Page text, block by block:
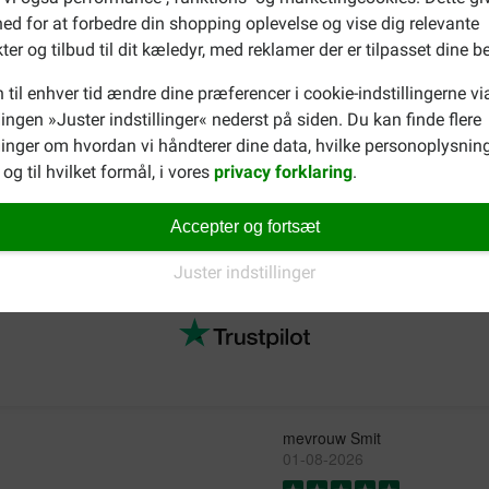
for at forbedre din shopping oplevelse og vise dig relevante
og tilbud til dit kæledyr, med reklamer der er tilpasset dine
til enhver tid ændre dine præferencer i cookie-indstillingerne
»Juster indstillinger« nederst på siden. Du kan finde flere
om hvordan vi håndterer dine data, hvilke
og til hvilket formål, i vores privacy forklaring.
Accepter og fortsæt
Juster indstillinger
710 g
790 g
glutenallergi? Så se, for eksempel,Happy Dog Supreme
mevrouw Smit
01-08-2026